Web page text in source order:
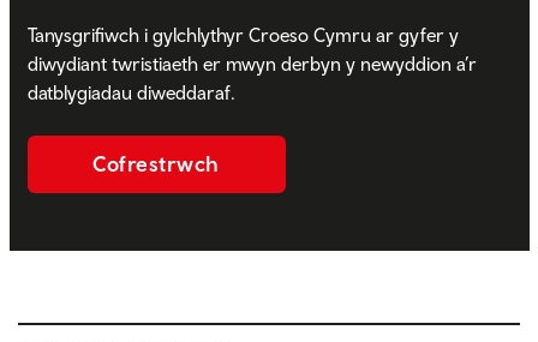
Tanysgrifiwch i gylchlythyr Croeso Cymru ar gyfer y
diwydiant twristiaeth er mwyn derbyn y newyddion a’r
datblygiadau diweddaraf.
Cofrestrwch